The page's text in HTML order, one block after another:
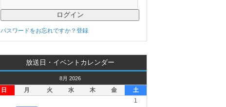
パスワードをお忘れですか？ 登録
放送日・イベントカレンダー
8月 2026
日 月 火 水 木 金
土
1